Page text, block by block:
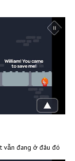
vẫn đang ở đâu đó